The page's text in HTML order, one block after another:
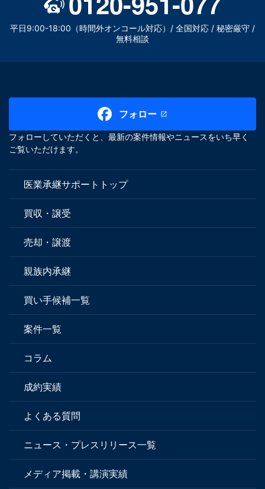
平日9:00-18:00（時間外オンコール対応）/ 全国対応 / 秘密厳守 /
無料相談
フォロー
フォローしていただくと、最新の案件情報やニュースをいち早く
ご覧いただけます。
医業承継サポートトップ
買収・譲受
売却・譲渡
親族内承継
買い手候補一覧
案件一覧
コラム
成約実績
よくある質問
ニュース・プレスリリース一覧
メディア掲載・講演実績